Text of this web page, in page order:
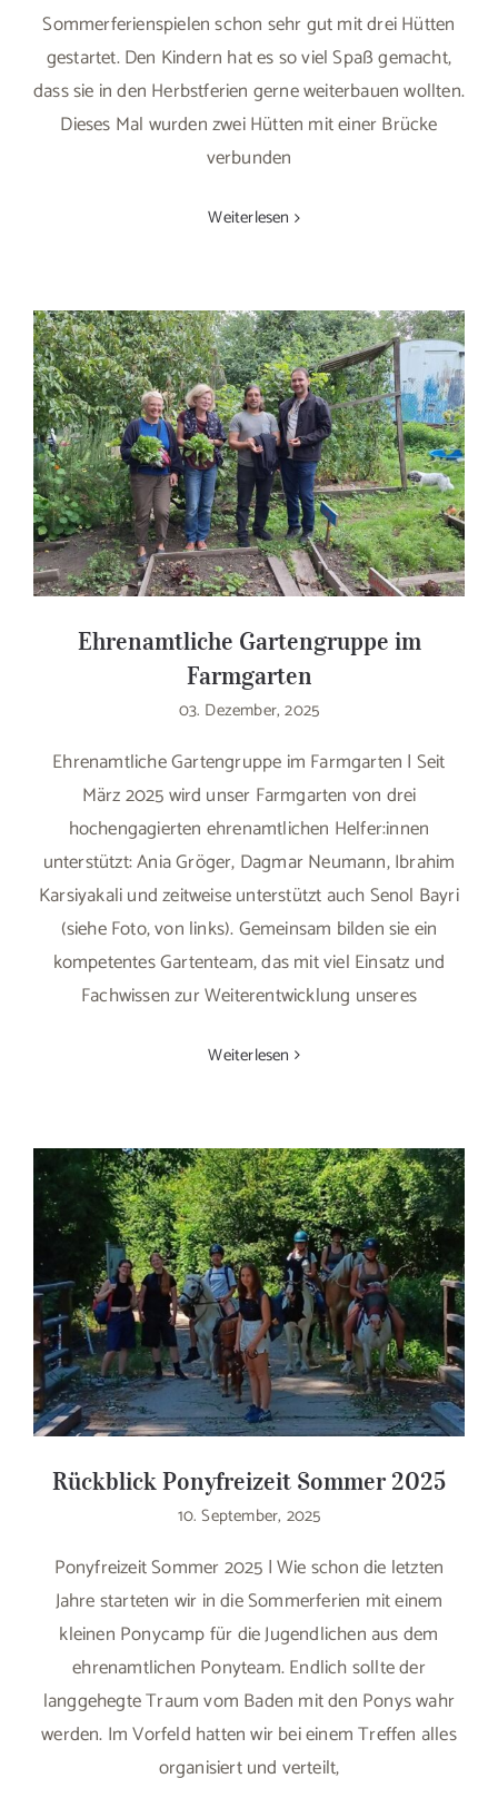
Sommerferienspielen schon sehr gut mit drei Hütten
gestartet. Den Kindern hat es so viel Spaß gemacht,
dass sie in den Herbstferien gerne weiterbauen wollten.
Dieses Mal wurden zwei Hütten mit einer Brücke
verbunden
Weiterlesen
Ehrenamtliche Gartengruppe im
Farmgarten
03. Dezember, 2025
Ehrenamtliche Gartengruppe im Farmgarten | Seit
März 2025 wird unser Farmgarten von drei
hochengagierten ehrenamtlichen Helfer:innen
unterstützt: Ania Gröger, Dagmar Neumann, Ibrahim
Karsiyakali und zeitweise unterstützt auch Senol Bayri
(siehe Foto, von links). Gemeinsam bilden sie ein
kompetentes Gartenteam, das mit viel Einsatz und
Fachwissen zur Weiterentwicklung unseres
Weiterlesen
Rückblick Ponyfreizeit Sommer 2025
10. September, 2025
Ponyfreizeit Sommer 2025 | Wie schon die letzten
Jahre starteten wir in die Sommerferien mit einem
kleinen Ponycamp für die Jugendlichen aus dem
ehrenamtlichen Ponyteam. Endlich sollte der
langgehegte Traum vom Baden mit den Ponys wahr
werden. Im Vorfeld hatten wir bei einem Treffen alles
organisiert und verteilt,